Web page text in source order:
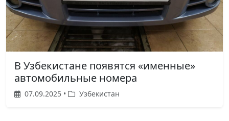
В Узбекистане появятся «именные»
автомобильные номера
07.09.2025 • Узбекистан